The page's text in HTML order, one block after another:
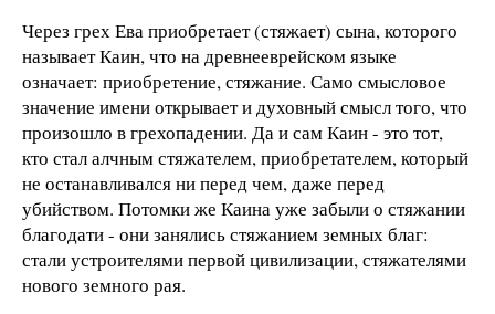
Через грех Ева приобретает (стяжает) сына, которого
называет Каин, что на древнееврейском языке
означает: приобретение, стяжание. Само смысловое
значение имени открывает и духовный смысл того, что
произошло в грехопадении. Да и сам Каин - это тот,
кто стал алчным стяжателем, приобретателем, который
не останавливался ни перед чем, даже перед
убийством. Потомки же Каина уже забыли о стяжании
благодати - они занялись стяжанием земных благ:
стали устроителями первой цивилизации, стяжателями
нового земного рая.